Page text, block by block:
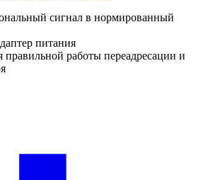
сигнал в нормированный
питания
правильной работы переадресации и